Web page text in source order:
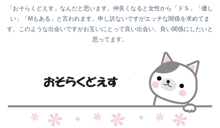
「おそらくどえす」なんだと思います。仲良くなると女性から「ドＳ」「優し
い」「Mもある」と言われます。申し訳ないですがエッチな関係を求めてま
す。このような出会いですがお互いにとって良い出会い、良い関係にしたいと
思ってます。